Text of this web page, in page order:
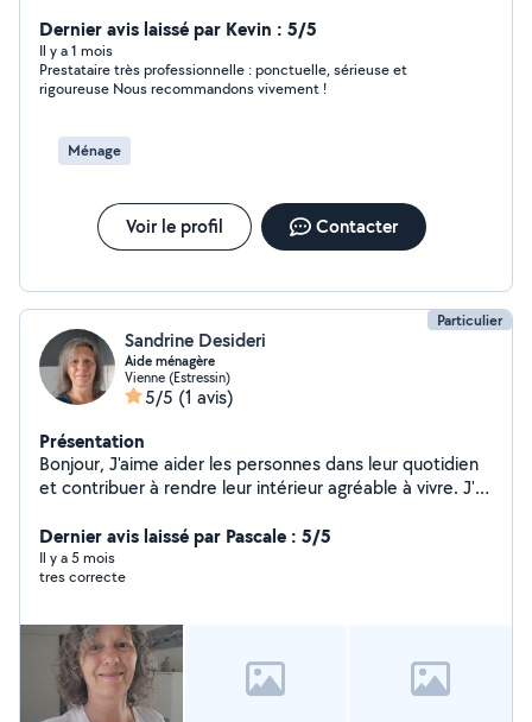
vous offrir un intérieur propre, agréable et bien rangé.
J'interviens avec ponctualité, respect et discrétion, en
utilisant des produits adaptés et efficaces. J'accepte
les chèques CESU
Dernier avis laissé par Kevin : 5/5
Il y a 1 mois
Prestataire très professionnelle : ponctuelle, sérieuse et
rigoureuse Nous recommandons vivement !
Ménage
Voir le profil Contacter
Particulier
Sandrine Desideri
Aide ménagère
Vienne (Estressin)
5/5 (1 avis)
Présentation
Bonjour, J'aime aider les personnes dans leur quotidien
et contribuer à rendre leur intérieur agréable à vivre. J'ai
une personne sérieuse, ponctuelle, discrète et
bienveillante. J'interviens pour : ménage régulier Je suis
basée à VIENNE 38 Paiement possible en CESU.
Dernier avis laissé par Pascale : 5/5
Il y a 5 mois
tres correcte